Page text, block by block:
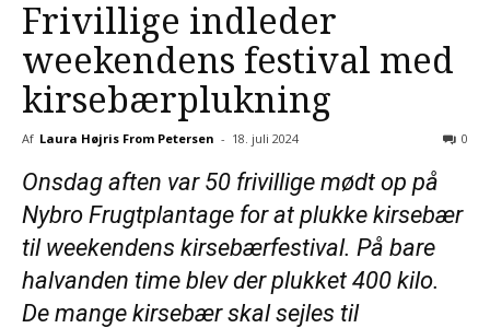
Frivillige indleder
weekendens festival med
kirsebærplukning
Af Laura Højris From Petersen - 18. juli 2024 0
Onsdag aften var 50 frivillige mødt op på
Nybro Frugtplantage for at plukke kirsebær
til weekendens kirsebærfestival. På bare
halvanden time blev der plukket 400 kilo.
De mange kirsebær skal sejles til